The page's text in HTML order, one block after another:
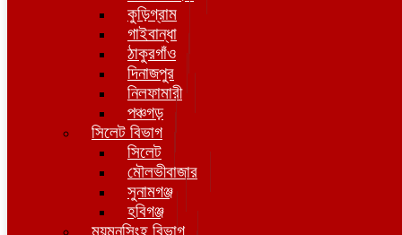
কুড়িগ্রাম
গাইবান্ধা
ঠাকুরগাঁও
দিনাজপুর
নিলফামারী
পঞ্চগড়
সিলেট বিভাগ
সিলেট
মৌলভীবাজার
সুনামগঞ্জ
হবিগঞ্জ
ময়মনসিংহ বিভাগ